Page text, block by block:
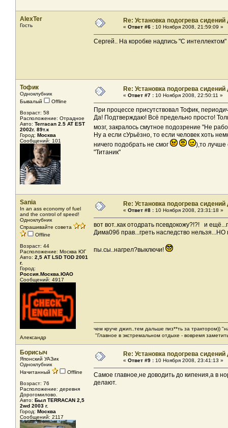
AlexTer
Гость
Re: Установка подогрева сидений
« Ответ #6 : 10 Ноября 2008, 21:59:09 »
Сергей.. На коробке надпись "С
Тофик
Одноклубник
Бывалый
Offline
Возраст: 58
Расположение: Отрадное
Авто: Terracan 2.5 AT ЕST
2002г. 89т.к
Город: Москва
Сообщений: 101
Re: Установка подогрева сидений
« Ответ #7 : 10 Ноября 2008, 22:50:11 »
При процессе присутствовал Тофик,
Да! Подтверждаю! Всё предельно просто!
мозг, закралось смутное подозрение "Не
Ну а если сУрьёзно, то если человек хоть
ничего подобрать не смог
),то лучше
"Титаник"
Sania
In an ass economy of fuel
and the control of speed!
Одноклубник
Спрашивайте совета
Offline
Возраст: 44
Расположение: Москва ЮГ
Авто: 2,5 АТ LSD TOD 2001
г.
Город:
Россия.Москва.ЮАО
Сообщений: 4917
Александр
Re: Установка подогрева сидений
« Ответ #8 : 10 Ноября 2008, 23:31:18 »
вот вот..как отодрать псевдокожу?!?! и
Дима096 прав...греть наследство нельзя...НО
пы.сы..нагрел?выключи!
чем круче джип..тем дальше пиз**ть за трактором))
"Главное в экстремальном отдыхе - вовремя
Борисыч
Японский УАЗик
Одноклубник
Начитанный
Offline
Возраст: 76
Расположение: деревня
Дорогомилово.
Авто: Был TERRACAN 2,5
2wd 2003 г.
Город: Москва
Сообщений: 2117
Re: Установка подогрева сидений
« Ответ #9 : 10 Ноября 2008, 23:41:13 »
Самое главное,не доводить до кипения,а в
делают.